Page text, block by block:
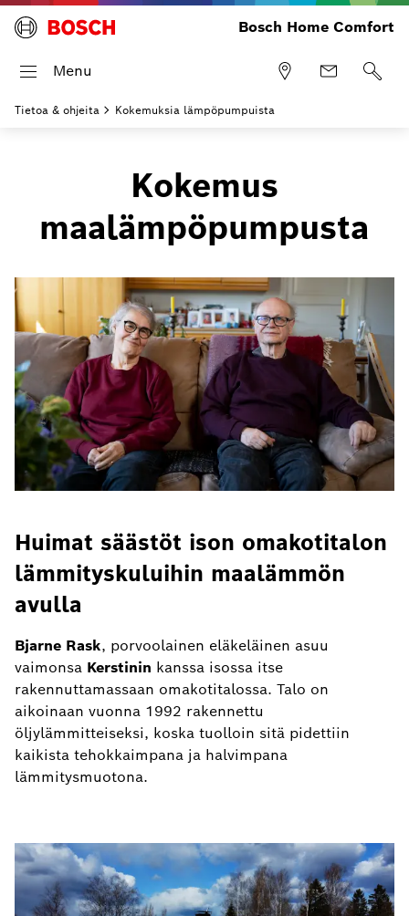
Bosch Home Comfort
Menu
Tietoa & ohjeita Kokemuksia lämpöpumpuista
Kokemus
maalämpöpumpusta
Huimat säästöt ison omakotitalon
lämmityskuluihin maalämmön
avulla
Bjarne Rask, porvoolainen eläkeläinen asuu
vaimonsa Kerstinin kanssa isossa itse
rakennuttamassaan omakotitalossa. Talo on
aikoinaan vuonna 1992 rakennettu
öljylämmitteiseksi, koska tuolloin sitä pidettiin
kaikista tehokkaimpana ja halvimpana
lämmitysmuotona.